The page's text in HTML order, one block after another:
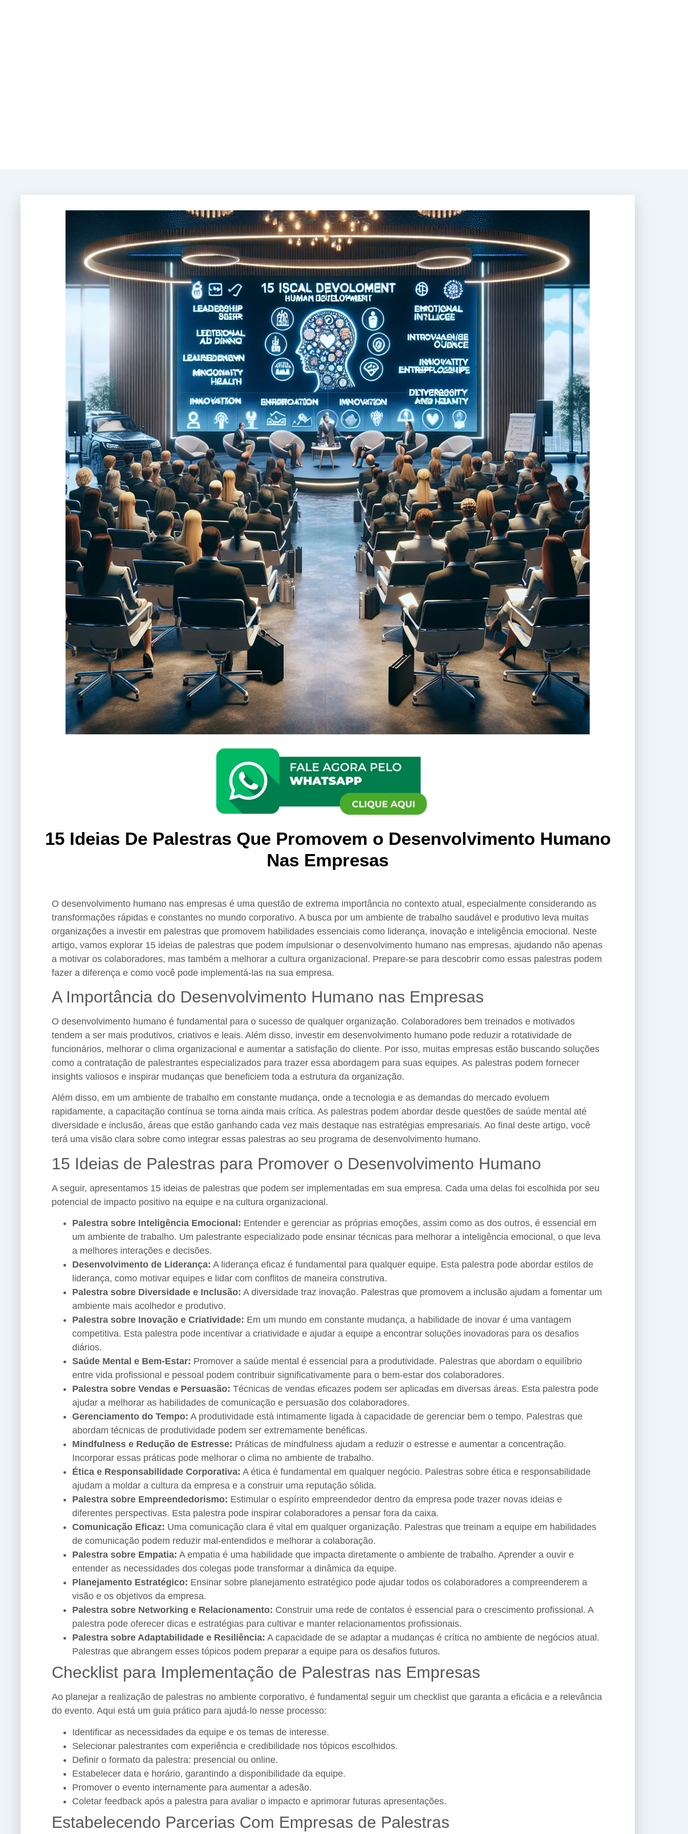
15 Ideias De Palestras Que Promovem o Desenvolvimento Humano
Nas Empresas
O desenvolvimento humano nas empresas é uma questão de extrema importância no contexto atual, especialmente considerando as
transformações rápidas e constantes no mundo corporativo. A busca por um ambiente de trabalho saudável e produtivo leva muitas
organizações a investir em palestras que promovem habilidades essenciais como liderança, inovação e inteligência emocional. Neste
artigo, vamos explorar 15 ideias de palestras que podem impulsionar o desenvolvimento humano nas empresas, ajudando não apenas
a motivar os colaboradores, mas também a melhorar a cultura organizacional. Prepare-se para descobrir como essas palestras podem
fazer a diferença e como você pode implementá-las na sua empresa.
A Importância do Desenvolvimento Humano nas Empresas
O desenvolvimento humano é fundamental para o sucesso de qualquer organização. Colaboradores bem treinados e motivados
tendem a ser mais produtivos, criativos e leais. Além disso, investir em desenvolvimento humano pode reduzir a rotatividade de
funcionários, melhorar o clima organizacional e aumentar a satisfação do cliente. Por isso, muitas empresas estão buscando soluções
como a contratação de palestrantes especializados para trazer essa abordagem para suas equipes. As palestras podem fornecer
insights valiosos e inspirar mudanças que beneficiem toda a estrutura da organização.
Além disso, em um ambiente de trabalho em constante mudança, onde a tecnologia e as demandas do mercado evoluem
rapidamente, a capacitação contínua se torna ainda mais crítica. As palestras podem abordar desde questões de saúde mental até
diversidade e inclusão, áreas que estão ganhando cada vez mais destaque nas estratégias empresariais. Ao final deste artigo, você
terá uma visão clara sobre como integrar essas palestras ao seu programa de desenvolvimento humano.
15 Ideias de Palestras para Promover o Desenvolvimento Humano
A seguir, apresentamos 15 ideias de palestras que podem ser implementadas em sua empresa. Cada uma delas foi escolhida por seu
potencial de impacto positivo na equipe e na cultura organizacional.
Palestra sobre Inteligência Emocional: Entender e gerenciar as próprias emoções, assim como as dos outros, é essencial em
um ambiente de trabalho. Um palestrante especializado pode ensinar técnicas para melhorar a inteligência emocional, o que leva
a melhores interações e decisões.
Desenvolvimento de Liderança: A liderança eficaz é fundamental para qualquer equipe. Esta palestra pode abordar estilos de
liderança, como motivar equipes e lidar com conflitos de maneira construtiva.
Palestra sobre Diversidade e Inclusão: A diversidade traz inovação. Palestras que promovem a inclusão ajudam a fomentar um
ambiente mais acolhedor e produtivo.
Palestra sobre Inovação e Criatividade: Em um mundo em constante mudança, a habilidade de inovar é uma vantagem
competitiva. Esta palestra pode incentivar a criatividade e ajudar a equipe a encontrar soluções inovadoras para os desafios
diários.
Saúde Mental e Bem-Estar: Promover a saúde mental é essencial para a produtividade. Palestras que abordam o equilíbrio
entre vida profissional e pessoal podem contribuir significativamente para o bem-estar dos colaboradores.
Palestra sobre Vendas e Persuasão: Técnicas de vendas eficazes podem ser aplicadas em diversas áreas. Esta palestra pode
ajudar a melhorar as habilidades de comunicação e persuasão dos colaboradores.
Gerenciamento do Tempo: A produtividade está intimamente ligada à capacidade de gerenciar bem o tempo. Palestras que
abordam técnicas de produtividade podem ser extremamente benéficas.
Mindfulness e Redução de Estresse: Práticas de mindfulness ajudam a reduzir o estresse e aumentar a concentração.
Incorporar essas práticas pode melhorar o clima no ambiente de trabalho.
Ética e Responsabilidade Corporativa: A ética é fundamental em qualquer negócio. Palestras sobre ética e responsabilidade
ajudam a moldar a cultura da empresa e a construir uma reputação sólida.
Palestra sobre Empreendedorismo: Estimular o espírito empreendedor dentro da empresa pode trazer novas ideias e
diferentes perspectivas. Esta palestra pode inspirar colaboradores a pensar fora da caixa.
Comunicação Eficaz: Uma comunicação clara é vital em qualquer organização. Palestras que treinam a equipe em habilidades
de comunicação podem reduzir mal-entendidos e melhorar a colaboração.
Palestra sobre Empatia: A empatia é uma habilidade que impacta diretamente o ambiente de trabalho. Aprender a ouvir e
entender as necessidades dos colegas pode transformar a dinâmica da equipe.
Planejamento Estratégico: Ensinar sobre planejamento estratégico pode ajudar todos os colaboradores a compreenderem a
visão e os objetivos da empresa.
Palestra sobre Networking e Relacionamento: Construir uma rede de contatos é essencial para o crescimento profissional. A
palestra pode oferecer dicas e estratégias para cultivar e manter relacionamentos profissionais.
Palestra sobre Adaptabilidade e Resiliência: A capacidade de se adaptar a mudanças é crítica no ambiente de negócios atual.
Palestras que abrangem esses tópicos podem preparar a equipe para os desafios futuros.
Checklist para Implementação de Palestras nas Empresas
Ao planejar a realização de palestras no ambiente corporativo, é fundamental seguir um checklist que garanta a eficácia e a relevância
do evento. Aqui está um guia prático para ajudá-lo nesse processo:
Identificar as necessidades da equipe e os temas de interesse.
Selecionar palestrantes com experiência e credibilidade nos tópicos escolhidos.
Definir o formato da palestra: presencial ou online.
Estabelecer data e horário, garantindo a disponibilidade da equipe.
Promover o evento internamente para aumentar a adesão.
Coletar feedback após a palestra para avaliar o impacto e aprimorar futuras apresentações.
Estabelecendo Parcerias Com Empresas de Palestras